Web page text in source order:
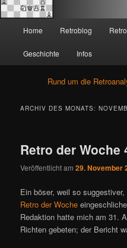
Zum
primären
Inhalt
springen
Zum
sekundären
Inhalt
springen
Home Retroblog
Geschichte Infos
Rund um die
ARCHIV DES MONATS:
Retro der Woche
Veröffentlicht am29. November
Ein böser, weil so
Retro der Woche
Redaktion hatte mich am 31.
Richten gebeten; der Bericht